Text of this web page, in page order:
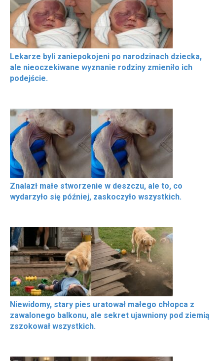
Lekarze byli zaniepokojeni po narodzinach dziecka,
ale nieoczekiwane wyznanie rodziny zmieniło ich
podejście.
Znalazł małe stworzenie w deszczu, ale to, co
wydarzyło się później, zaskoczyło wszystkich.
Niewidomy, stary pies uratował małego chłopca z
zawalonego balkonu, ale sekret ujawniony pod ziemią
zszokował wszystkich.